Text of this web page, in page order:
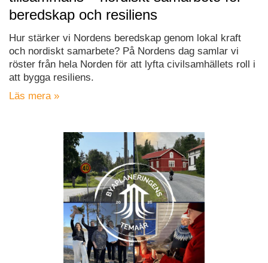
beredskap och resiliens
Hur stärker vi Nordens beredskap genom lokal kraft
och nordiskt samarbete? På Nordens dag samlar vi
röster från hela Norden för att lyfta civilsamhällets roll i
att bygga resiliens.
Läs mera »